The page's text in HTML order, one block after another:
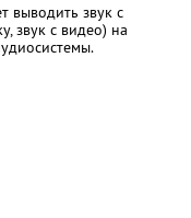
выводить звук с
звук с видео) на